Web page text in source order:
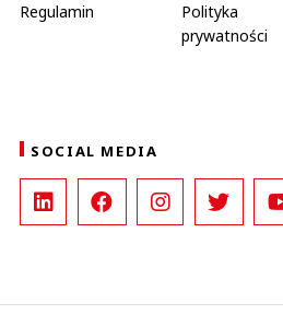
Regulamin
Polityka
prywatności
SOCIAL MEDIA